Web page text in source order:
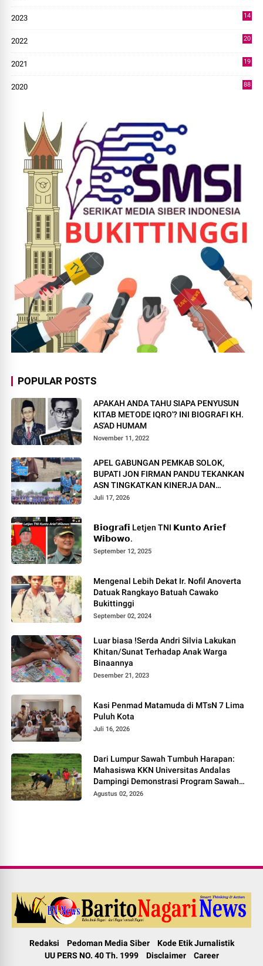
2023
14
2022
20
2021
19
2020
88
POPULAR POSTS
APAKAH ANDA TAHU SIAPA PENYUSUN
KITAB METODE IQRO'? INI BIOGRAFI KH.
AS'AD HUMAM
November 11, 2022
APEL GABUNGAN PEMKAB SOLOK,
BUPATI JON FIRMAN PANDU TEKANKAN
ASN TINGKATKAN KINERJA DAN
PELAYANAN MASYARAKAT.
Juli 17, 2026
𝗕𝗶𝗼𝗴𝗿𝗮𝗳𝗶 Letjen TNI 𝗞𝘂𝗻𝘁𝗼 𝗔𝗿𝗶𝗲𝗳
𝗪𝗶𝗯𝗼𝘄𝗼.
September 12, 2025
Mengenal Lebih Dekat Ir. Nofil Anoverta
Datuak Rangkayo Batuah Cawako
Bukittinggi
September 02, 2024
Luar biasa !Serda Andri Silvia Lakukan
Khitan/Sunat Terhadap Anak Warga
Binaannya
Desember 21, 2023
Kasi Penmad Matamuda di MTsN 7 Lima
Puluh Kota
Juli 16, 2026
Dari Lumpur Sawah Tumbuh Harapan:
Mahasiswa KKN Universitas Andalas
Dampingi Demonstrasi Program Sawah
Pokok Murah di Jorong Bayua
Agustus 02, 2026
Redaksi Pedoman Media Siber
Kode Etik Jurnalistik
UU PERS NO. 40 Th. 1999
Disclaimer Career